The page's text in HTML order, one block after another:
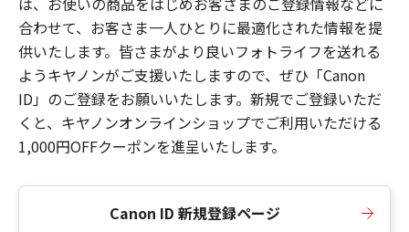
合わせて、お客さま一人ひとりに最適化された情報を提
供いたします。皆さまがより良いフォトライフを送れる
ようキヤノンがご支援いたしますので、ぜひ「Canon
ID」のご登録をお願いいたします。新規でご登録いただ
くと、キヤノンオンラインショップでご利用いただける
1,000円OFFクーポンを進呈いたします。
Canon ID 新規登録ページ